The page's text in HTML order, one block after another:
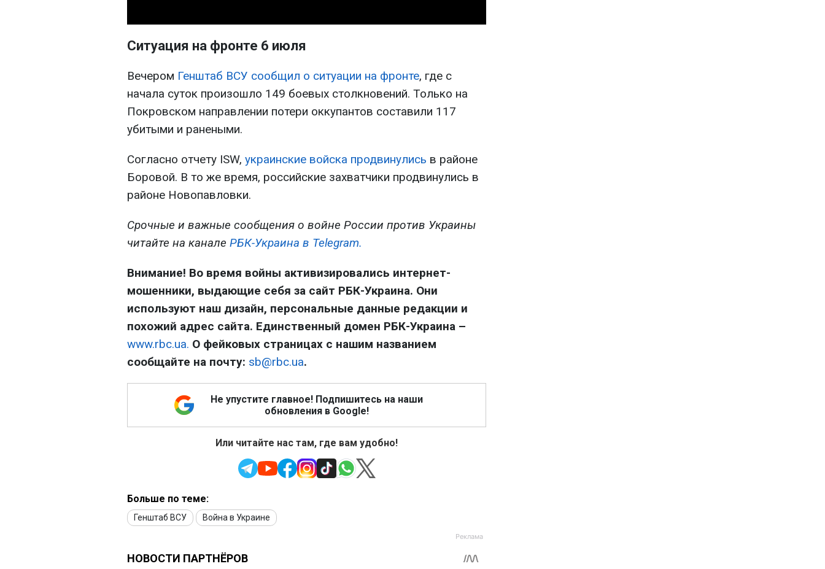
Ситуация на фронте 6 июля
Вечером Генштаб ВСУ сообщил о ситуации на фронте, где с
начала суток произошло 149 боевых столкновений. Только на
Покровском направлении потери оккупантов составили 117
убитыми и ранеными.
Согласно отчету ISW, украинские войска продвинулись в районе
Боровой. В то же время, российские захватчики продвинулись в
районе Новопавловки.
Срочные и важные сообщения о войне России против Украины
читайте на канале РБК-Украина в Telegram.
Внимание! Во время войны активизировались интернет-
мошенники, выдающие себя за сайт РБК-Украина. Они
используют наш дизайн, персональные данные редакции и
похожий адрес сайта. Единственный домен РБК-Украина –
www.rbc.ua. О фейковых страницах с нашим названием
сообщайте на почту: sb@rbc.ua.
Не упустите главное! Подпишитесь на наши
обновления в Google!
Или читайте нас там, где вам удобно!
Больше по теме:
Генштаб ВСУ Война в Украине